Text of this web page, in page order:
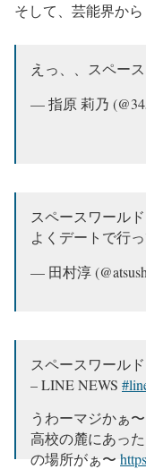
そして、芸能界か
えっ、、スペー
— 指原 莉乃
スペースワール
よくデートで行
— 田村淳
スペースワール
– LINE NEWS
うわーマジかぁ〜
高校の麓にあっ
の場所がぁ〜